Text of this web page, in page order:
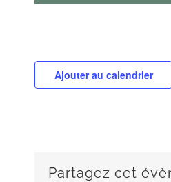
Ajouter au calendrier
Partagez cet